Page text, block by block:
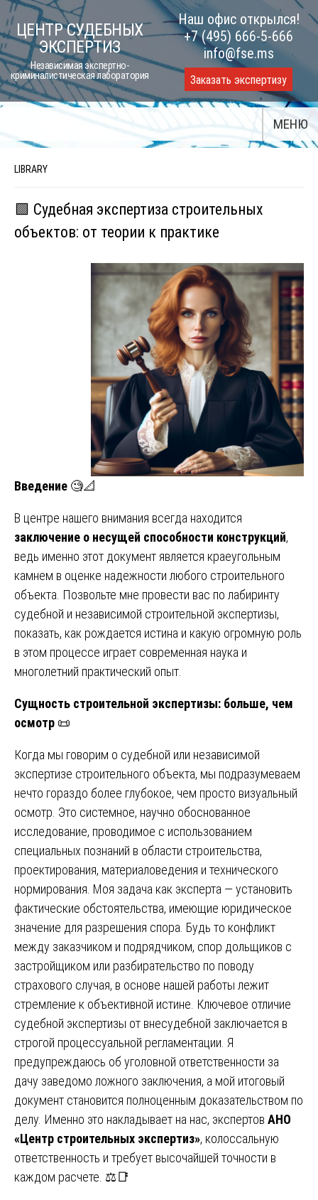
Skip
to
content
ЦЕНТР СУДЕБНЫХ
ЭКСПЕРТИЗ
Независимая экспертно-
криминалистическая лаборатория
Наш офис открылся!
+7 (495) 666-5-666
info@fse.ms
Заказать экспертизу
МЕНЮ
LIBRARY
🟩 Судебная экспертиза строительных
объектов: от теории к практике
Введение 🧐📐
В центре нашего внимания всегда находится
заключение о несущей способности конструкций,
ведь именно этот документ является краеугольным
камнем в оценке надежности любого строительного
объекта. Позвольте мне провести вас по лабиринту
судебной и независимой строительной экспертизы,
показать, как рождается истина и какую огромную роль
в этом процессе играет современная наука и
многолетний практический опыт.
Сущность строительной экспертизы: больше, чем
осмотр 📜
Когда мы говорим о судебной или независимой
экспертизе строительного объекта, мы подразумеваем
нечто гораздо более глубокое, чем просто визуальный
осмотр. Это системное, научно обоснованное
исследование, проводимое с использованием
специальных познаний в области строительства,
проектирования, материаловедения и технического
нормирования. Моя задача как эксперта — установить
фактические обстоятельства, имеющие юридическое
значение для разрешения спора. Будь то конфликт
между заказчиком и подрядчиком, спор дольщиков с
застройщиком или разбирательство по поводу
страхового случая, в основе нашей работы лежит
стремление к объективной истине. Ключевое отличие
судебной экспертизы от внесудебной заключается в
строгой процессуальной регламентации. Я
предупреждаюсь об уголовной ответственности за
дачу заведомо ложного заключения, а мой итоговый
документ становится полноценным доказательством по
делу. Именно это накладывает на нас, экспертов АНО
«Центр строительных экспертиз», колоссальную
ответственность и требует высочайшей точности в
каждом расчете. ⚖️📑